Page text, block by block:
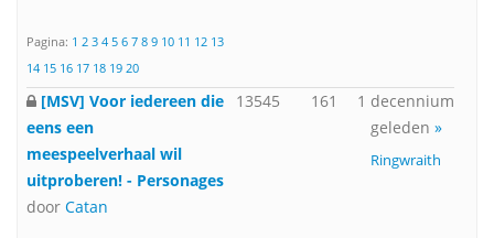
Pagina: 1 2 3 4 5 6 7 8 9 10 11 12 13
14 15 16 17 18 19 20
[MSV] Voor iedereen die
eens een
meespeelverhaal wil
uitproberen! - Personages
door Catan
13545 161
1 decennium
geleden »
Ringwraith